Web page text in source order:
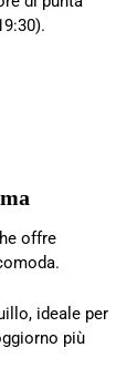
offre
ideale per
più